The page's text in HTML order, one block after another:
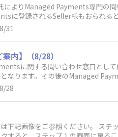
と自己紹介がおすすめです☺eBay
よりManaged Payments専門の
に登録されるSeller様もおられる
に対する回答についても、「MP
い合わせ対応は行っておりません
せは以下にお願いいたします。
サイト自体は終了せず、９月中
て有益な情報等をご提供して参り
ティ］タブから気軽に投稿して
します created by eBay公認コン
31
内】（8/28）
に関する問い合わせ窓口とし
なります。その後のManaged
app/
がとうございました。今回の移
一同心よりお礼申し上げます。本
して引き続きSeller様にとって有
ポートチャンネルを引き続き宜し
28
下記画像をご参照ください。 ス